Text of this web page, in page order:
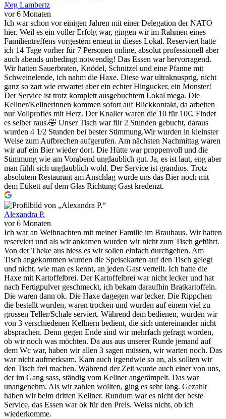
Jörg Lambertz
vor 6 Monaten
Ich war schon vor einigen Jahren mit einer Delegation der NATO
hier. Weil es ein voller Erfolg war, gingen wir im Rahmen eines
Familientreffens vorgestern erneut in dieses Lokal. Reserviert hatte
ich 14 Tage vorher für 7 Personen online, absolut professionell aber
auch abends unbedingt notwendig! Das Essen war hervorragend.
Wir hatten Sauerbraten, Knödel, Schnitzel und eine Pfanne mit
Schweinelende, ich nahm die Haxe. Diese war ultraknusprig, nicht
ganz so zart wie erwartet aber ein echter Hingucker, ein Monster!
Der Service ist trotz komplett ausgebuchtem Lokal mega. Die
Kellner/Kellnerinnen kommen sofort auf Blickkontakt, da arbeiten
nur Vollprofies mit Herz. Der Knaller waren die 10 für 10€. Findet
es selber raus.🤣 Unser Tisch war für 2 Stunden gebucht, daraus
wurden 4 1/2 Stunden bei bester Stimmung.Wir wurden in kleinster
Weise zum Aufbrechen aufgerufen. Am nächsten Nachmittag waren
wir auf ein Bier wieder dort. Die Hütte war proppenvoll und die
Stimmung wie am Vorabend unglaublich gut. Ja, es ist laut, eng aber
man fühlt sich unglaublich wohl. Der Service ist grandios. Trotz
absolutem Restaurant am Anschlag wurde uns das Bier noch mit
dem Etikett auf dem Glas Richtung Gast kredenzt.
Alexandra P.
vor 6 Monaten
Ich war an Weihnachten mit meiner Familie im Brauhaus. Wir hatten
reserviert und als wir ankamen wurden wir nicht zum Tisch geführt.
Von der Theke aus hiess es wir sollen einfach durchgehen. Am
Tisch angekommen wurden die Speisekarten auf den Tisch gelegt
und nicht, wie man es kennt, an jeden Gast verteilt. Ich hatte die
Haxe mit Kartoffelbrei. Der Kartoffelbrei war nicht lecker und hat
nach Fertigpulver geschmeckt, ich bekam daraufhin Bratkartoffeln.
Die waren dann ok. Die Haxe dagegen war lecker. Die Rippchen
die bestellt wurden, waren trocken und wurden auf einem viel zu
grossen Teller/Schale serviert. Während dem bedienen, wurden wir
von 3 verschiedenen Kellnern bedient, die sich untereinander nicht
absprachen. Denn gegen Ende sind wir mehrfach gefragt worden,
ob wir noch was möchten. Da aus aus unserer Runde jemand auf
dem Wc war, haben wir allen 3 sagen müssen, wir warten noch. Das
war nicht aufmerksam. Kam auch irgendwie so an, als sollten wir
den Tisch frei machen. Während der Zeit wurde auch einer von uns,
der im Gang sass, ständig vom Kellner angerämpelt. Das war
unangenehm. Als wir zahlen wollten, ging es sehr lang. Gezahlt
haben wir beim dritten Kellner. Rundum war es nicht der beste
Service, das Essen war ok für den Preis. Weiss nicht, ob ich
wiederkomme.